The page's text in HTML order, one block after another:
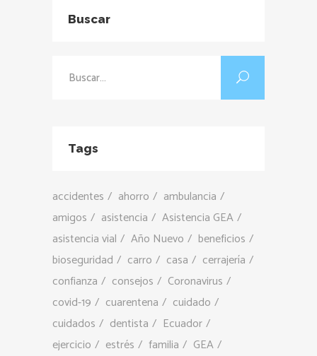
Buscar
Tags
accidentes ahorro
ambulancia
amigos
asistencia
Asistencia GEA
asistencia vial
Año Nuevo
beneficios
bioseguridad
carro casa
cerrajería
confianza
consejos
Coronavirus
covid-19
cuarentena
cuidado
cuidados
dentista
Ecuador
ejercicio
estrés familia
GEA